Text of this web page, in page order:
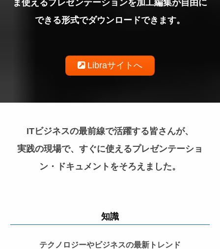
ま使えるプレゼンテーションを加工編集が自由に
できる形式でダウンロードできます。
Libraサイトへ
ITビジネスの最前線で活躍する皆さんが、
実践の現場で、すぐに使えるプレゼンテーショ
ン・ドキュメントをそろえました。
知識
テクノロジーやビジネスの最新トレンド